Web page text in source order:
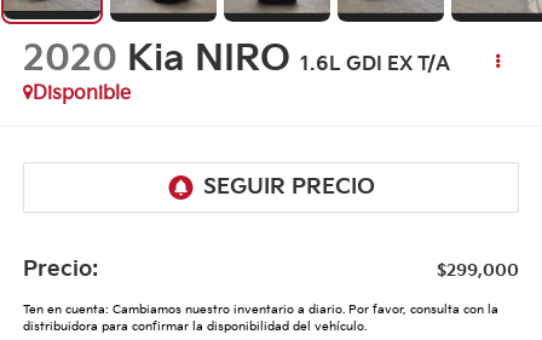
2020 Kia NIRO 1.6L GDI EX T/A
Disponible
Precio: $299,000
Ten en cuenta: Cambiamos nuestro inventario a diario. Por favor, consulta con la
distribuidora para confirmar la disponibilidad del vehículo.